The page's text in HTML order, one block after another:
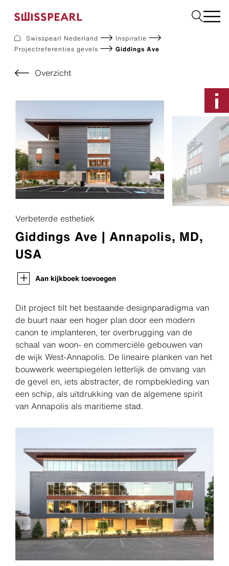
Bedrijf
Services
Inspiratie
Monster aanvragen
Duurzaamheid
Gevel
Bouw
Swisspearl Nederland
Inspiratie
Projectreferenties gevels
Giddings Ave
Overzicht
Verbeterde esthetiek
Giddings Ave | Annapolis, MD,
USA
Aan kijkboek toevoegen
Dit project tilt het bestaande designparadigma van
de buurt naar een hoger plan door een modern
canon te implanteren, ter overbrugging van de
schaal van woon- en commerciële gebouwen van
de wijk West-Annapolis. De lineaire planken van het
bouwwerk weerspiegelen letterlijk de omvang van
de gevel en, iets abstracter, de rompbekleding van
een schip, als uitdrukking van de algemene spirit
van Annapolis als maritieme stad.